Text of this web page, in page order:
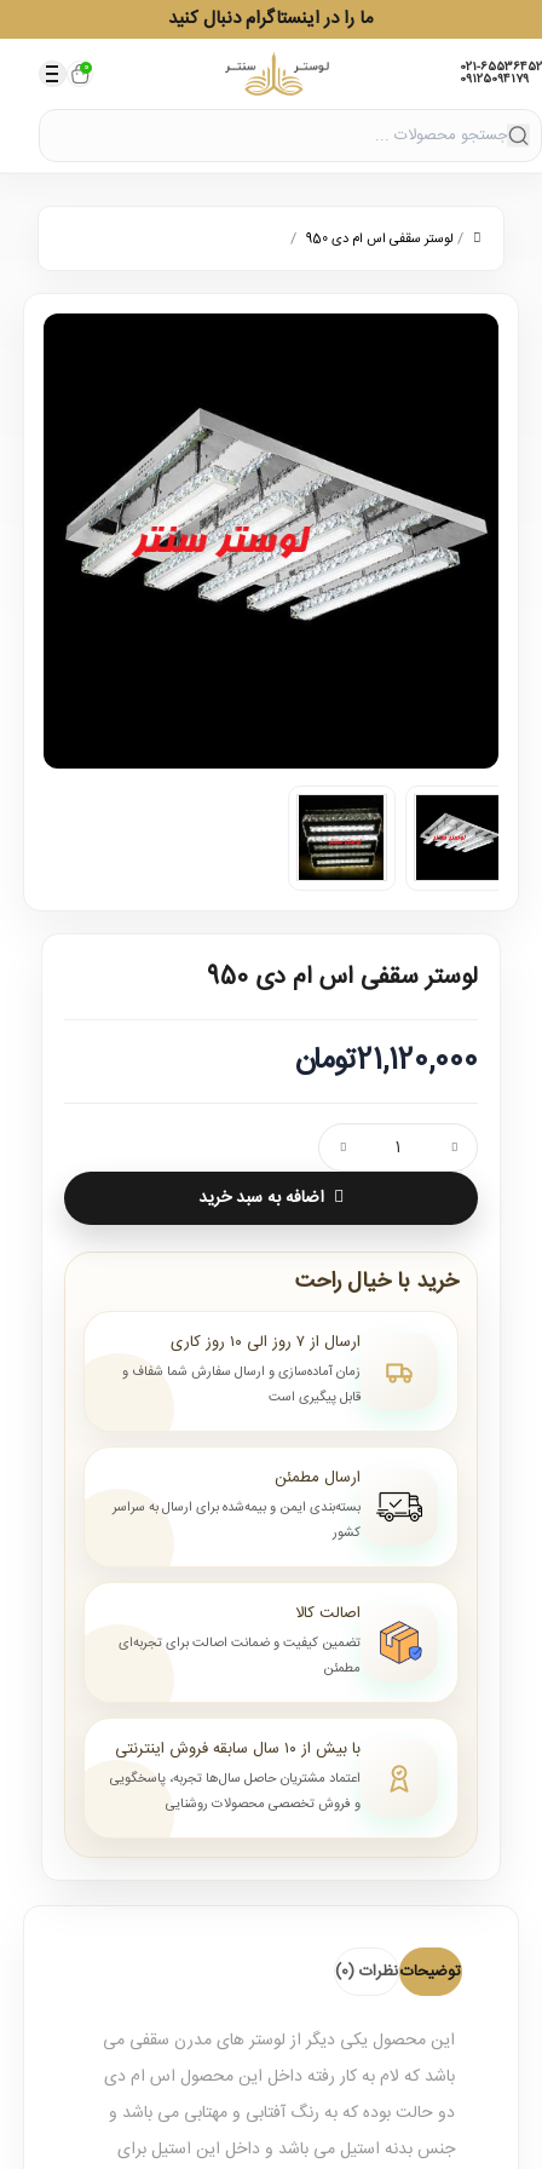
ما را در اینستاگرام دنبال کنید
021-65536452
09125094179
0
/ لوستر سقفی اس ام دی 950 /
لوستر سقفی اس ام دی 950
21,120,000تومان
اضافه به سبد خرید
خرید با خیال راحت
ارسال از ۷ روز الی ۱۰ روز کاری
زمان آماده‌سازی و ارسال سفارش شما شفاف و
قابل پیگیری است
ارسال مطمئن
بسته‌بندی ایمن و بیمه‌شده برای ارسال به سراسر
کشور
اصالت کالا
تضمین کیفیت و ضمانت اصالت برای تجربه‌ای
مطمئن
با بیش از ۱۰ سال سابقه فروش اینترنتی
اعتماد مشتریان حاصل سال‌ها تجربه، پاسخگویی
و فروش تخصصی محصولات روشنایی
توضیحاتنظرات (0)
این محصول یکی دیگر از لوستر های مدرن سقفی می
باشد که لام به کار رفته داخل این محصول اس ام دی
دو حالت بوده که به رنگ آفتابی و مهتابی می باشد و
جنس بدنه استیل می باشد و داخل این استیل برای